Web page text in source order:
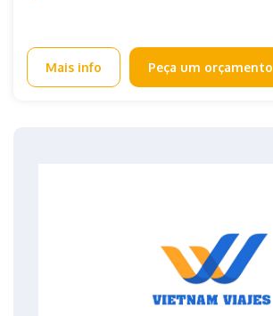
Mais info Peça um orçamento